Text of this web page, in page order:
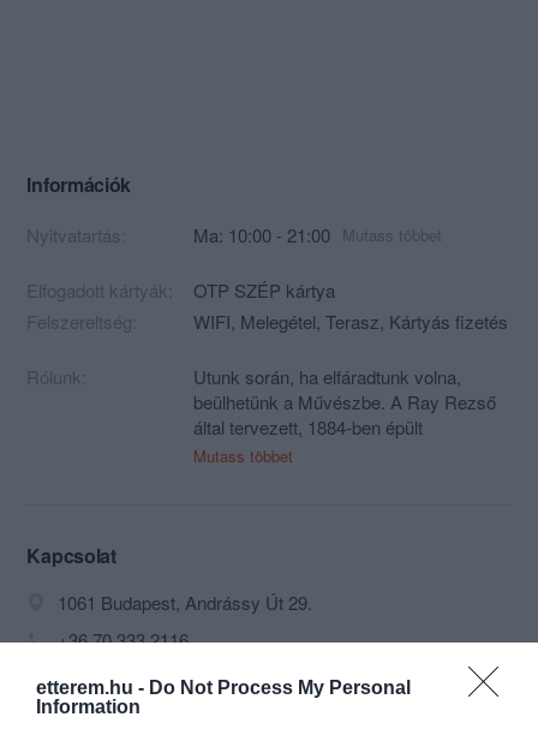
etterem.hu - Do Not Process My Personal
Information
Információk
Nyitvatartás: Ma: 10:00 - 21:00 Mutass többet
Elfogadott kártyák:
OTP SZÉP kártya
Felszereltség:
WIFI, Melegétel, Terasz, Kártyás fizetés
Rólunk:
Utunk során, ha elfáradtunk volna,
beülhetünk a Művészbe. A Ray Rezső
által tervezett, 1884-ben épült
neoreneszánsz lakóházban, az egykori
iparművészeti védettséget élvez.
Mutass többet
Kapcsolat
1061 Budapest, Andrássy Út 29.
+36 70 333 2116
info@muveszkavehaz.hu
http://muveszkavehaz.hu/